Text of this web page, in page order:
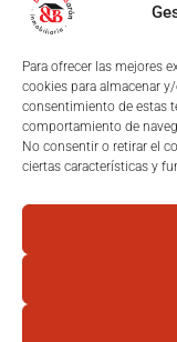
Para ofrecer las mejores
cookies para almacenar
consentimiento de estas
comportamiento de
No consentir o retirar el
ciertas características y
Inmobiliaria Barón
Av. Puente
T.: +34 619